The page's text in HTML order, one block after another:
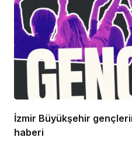
İzmir Büyükşehir
haberi